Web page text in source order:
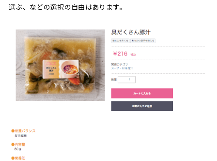
選ぶ、などの選択の自由はあります。